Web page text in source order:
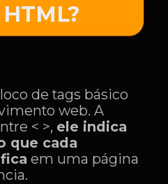
de tags básico
web. A
< >, ele indica
que cada
em uma página